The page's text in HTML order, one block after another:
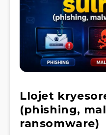
Llojet
(phishing,
ransomware)